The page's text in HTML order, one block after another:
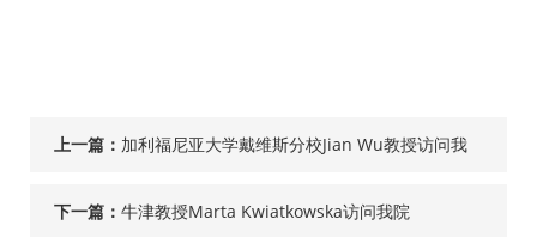
上一篇： 加利福尼亚大学戴维斯分校Jian Wu教授访问我
院
下一篇： 牛津教授Marta Kwiatkowska访问我院